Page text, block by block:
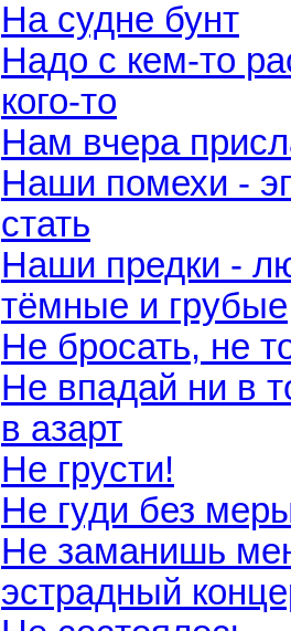
На судне бунт
Надо с кем-то
кого-то
Нам вчера
Наши помехи -
стать
Наши предки -
тёмные и грубые
Не бросать, не
Не впадай ни в
в азарт
Не грусти!
Не гуди без
Не заманишь
эстрадный